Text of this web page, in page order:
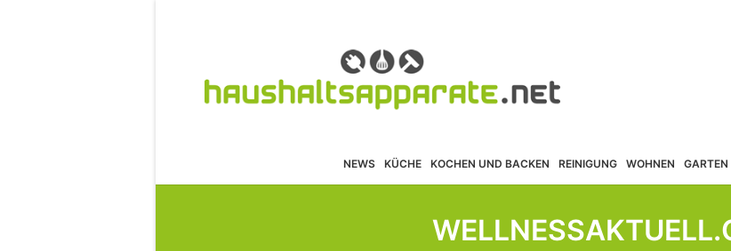
NEWS KÜCHE KOCHEN UND BACKEN REINIGUNG WOHNEN GARTEN